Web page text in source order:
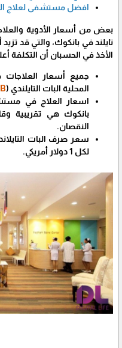
افضل مستشفى لعلاج
بعض من أسعار الأدوية
تايلند في بانكوك، والتي قد
الأخذ في الحسبان أن التكلفة
جميع أسعار
المحلية البات التايلندي (
اسعار العلاج في
بانكوك هي تقريبية
النقصان.
لكل 1 دولار أمريكي.